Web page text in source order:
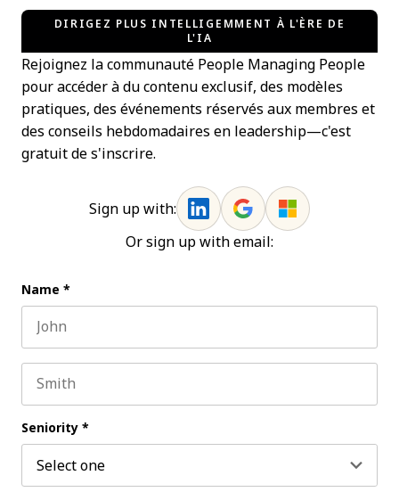
DIRIGEZ PLUS INTELLIGEMMENT À L'ÈRE DE
L'IA
Rejoignez la communauté People Managing People
pour accéder à du contenu exclusif, des modèles
pratiques, des événements réservés aux membres et
des conseils hebdomadaires en leadership—c'est
gratuit de s'inscrire.
Sign up with:
Or sign up with email:
Name *
Seniority *